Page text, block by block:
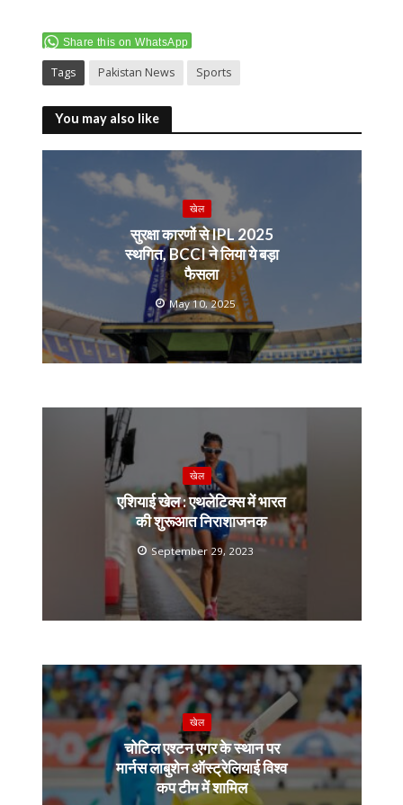
e
b
o
o
k
itt
er
p
y
Li
n
k
at
s
A
p
gr
a
Share this on WhatsApp
Tags Pakistan News Sports
You may also like
खेल
सुरक्षा कारणों से IPL 2025
स्थगित, BCCI ने लिया ये बड़ा
फैसला
May 10, 2025
खेल
एशियाई खेल : एथलेटिक्स में भारत
की शुरूआत निराशाजनक
September 29, 2023
खेल
चोटिल एश्टन एगर के स्थान पर
मार्नस लाबुशेन ऑस्ट्रेलियाई विश्व
कप टीम में शामिल